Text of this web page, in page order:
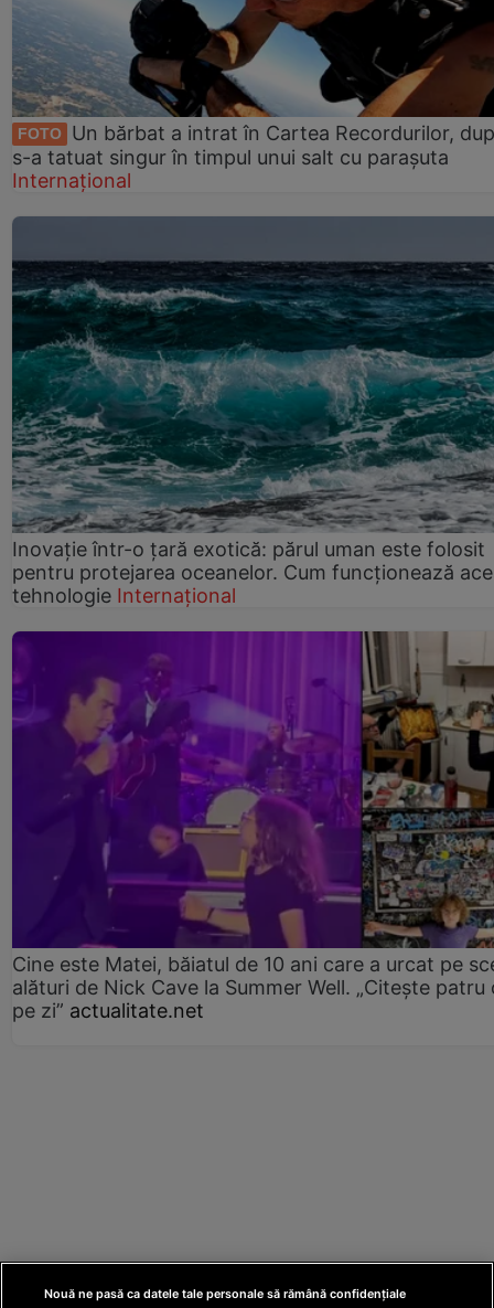
FOTO
Un bărbat a intrat în Cartea Recordurilor,
s-a tatuat singur în timpul unui salt cu parașuta
Internațional
Inovație într-o țară exotică: părul uman este folosit
pentru protejarea oceanelor. Cum funcționează
tehnologie Internațional
Cine este Matei, băiatul de 10 ani care a urcat pe
alături de Nick Cave la Summer Well. „Citește patru
pe zi” actualitate.net
Nouă ne pasă ca datele tale personale să rămână confidențiale